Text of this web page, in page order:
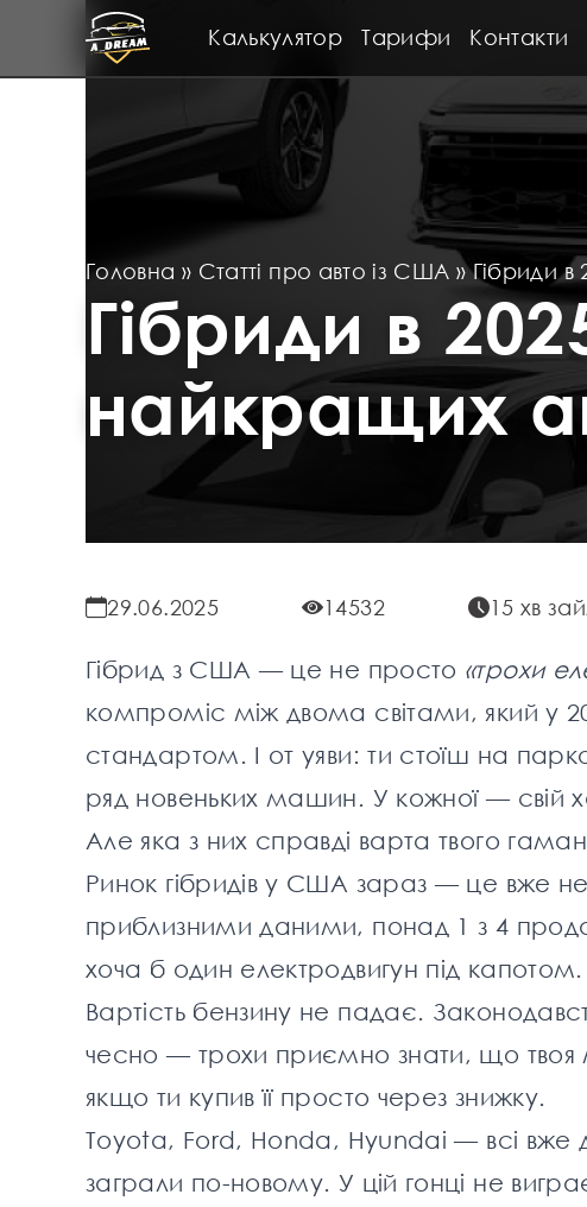
Калькулятор Тарифи Контакти
Головна » Статті про авто із США »Гібриди
Гібриди в
найкращих
29.06.2025 14532 15 хв
Гібрид з США — це не просто «трохи
компроміс між двома світами, який у
стандартом. І от уяви: ти стоїш на
ряд новеньких машин. У кожної — свій
Але яка з них справді варта твого
Ринок гібридів у США зараз — це вже
приблизними даними, понад 1 з 4
хоча б один електродвигун під
Вартість бензину не падає.
чесно — трохи приємно знати, що
якщо ти купив її просто через знижку.
Toyota, Ford, Honda, Hyundai — всі вже
заграли по-новому. У цій гонці не